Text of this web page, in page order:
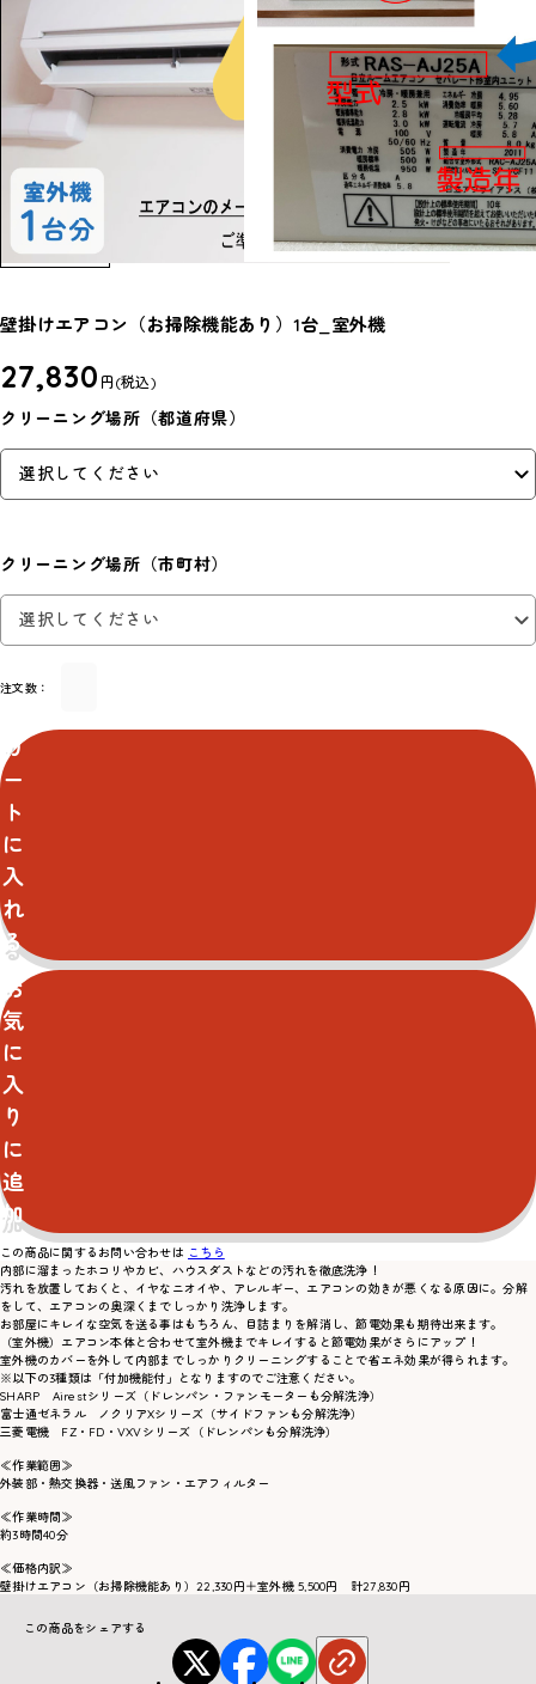
壁掛けエアコン（お掃除機能あり）1台_室外機
27,830 円(税込)
クリーニング場所（都道府県）
クリーニング場所（市町村）
注文数：
カ
ー
ト
に
入
れ
る
お
気
に
入
り
に
追
加
この商品に関するお問い合わせは こちら
内部に溜まったホコリやカビ、ハウスダストなどの汚れを徹底洗浄！
汚れを放置しておくと、イヤなニオイや、アレルギー、エアコンの効きが悪くなる原因に。分解
をして、エアコンの奥深くまでしっかり洗浄します。
お部屋にキレイな空気を送る事はもちろん、目詰まりを解消し、節電効果も期待出来ます。
（室外機）エアコン本体と合わせて室外機までキレイすると節電効果がさらにアップ！
室外機のカバーを外して内部までしっかりクリーニングすることで省エネ効果が得られます。
※以下の3種類は「付加機能付」となりますのでご注意ください。
SHARP Airestシリーズ（ドレンパン・ファンモーターも分解洗浄）
富士通ゼネラル ノクリアXシリーズ（サイドファンも分解洗浄）
三菱電機 FZ・FD・VXVシリーズ（ドレンパンも分解洗浄）
≪作業範囲≫
外装部・熱交換器・送風ファン・エアフィルター
≪作業時間≫
約3時間40分
≪価格内訳≫
壁掛けエアコン（お掃除機能あり）22,330円＋室外機 5,500円 計27,830円
この商品をシェアする